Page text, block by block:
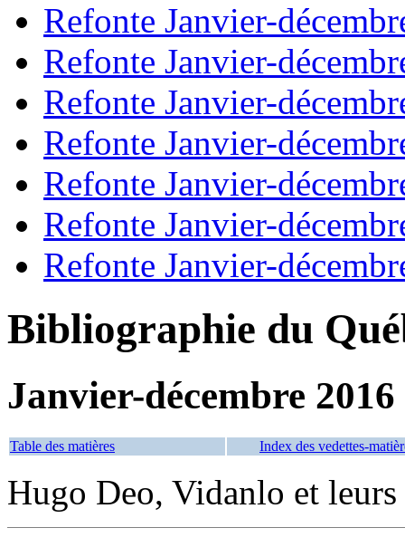
Refonte Janvier-
Refonte Janvier-
Refonte Janvier-
Refonte Janvier-
Refonte Janvier-
Refonte Janvier-
Refonte Janvier-
Bibliographie du
Janvier-décembre 2016
Table des matières Index des vedettes-
Hugo Deo, Vidanlo et